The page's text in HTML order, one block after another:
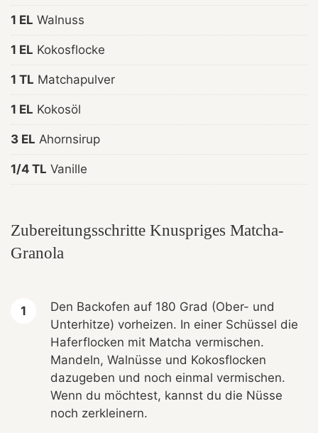
1 EL Walnuss
1 EL Kokosflocke
1 TL Matchapulver
1 EL Kokosöl
3 EL Ahornsirup
1/4 TL Vanille
Zubereitungsschritte Knuspriges Matcha-
Granola
Den Backofen auf 180 Grad (Ober- und
Unterhitze) vorheizen. In einer Schüssel die
Haferflocken mit Matcha vermischen.
Mandeln, Walnüsse und Kokosflocken
dazugeben und noch einmal vermischen.
Wenn du möchtest, kannst du die Nüsse
noch zerkleinern.